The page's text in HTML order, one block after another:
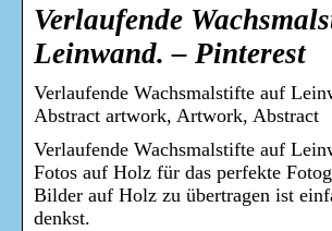
Verlaufende
Leinwand. – Pinterest
Verlaufende Wachsmalstifte auf
Abstract artwork, Artwork, Abstract
Verlaufende Wachsmalstifte auf
Fotos auf Holz für das perfekte
Bilder auf Holz zu übertragen ist
denkst.